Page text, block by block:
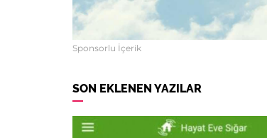
Sponsorlu İçerik
SON EKLENEN YAZILAR